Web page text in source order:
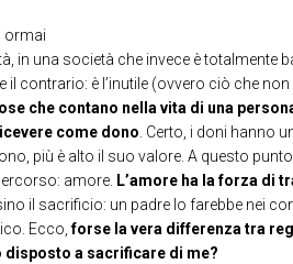
ormai
in una società che invece è totalmente
il contrario: è l’inutile (ovvero ciò che
che contano nella vita di una
come dono. Certo, i doni hanno
più è alto il suo valore. A questo
amore. L’amore ha la forza di
il sacrificio: un padre lo farebbe nei
Ecco,forse la vera differenza tra
a sacrificare di me?